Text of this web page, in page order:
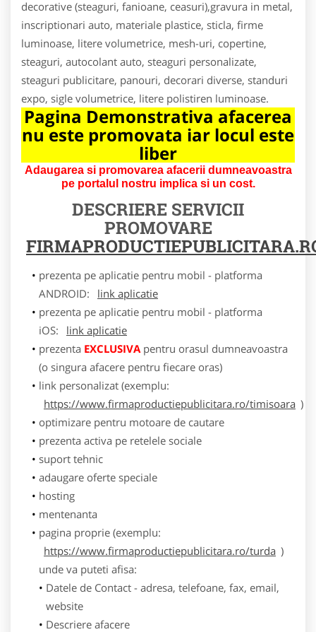
decorative (steaguri, fanioane, ceasuri),gravura in metal,
inscriptionari auto, materiale plastice, sticla, firme
luminoase, litere volumetrice, mesh-uri, copertine,
steaguri, autocolant auto, steaguri personalizate,
steaguri publicitare, panouri, decorari diverse, standuri
expo, sigle volumetrice, litere polistiren luminoase.
Pagina Demonstrativa afacerea
nu este promovata iar locul este
liber
Adaugarea si promovarea afacerii dumneavoastra
pe portalul nostru implica si un cost.
DESCRIERE SERVICII
PROMOVARE
prezenta pe aplicatie pentru mobil - platforma
ANDROID:
link aplicatie
prezenta pe aplicatie pentru mobil - platforma
iOS:
link aplicatie
prezenta EXCLUSIVApentru orasul dumneavoastra
(o singura afacere pentru fiecare oras)
link personalizat (exemplu:
https://www.firmaproductiepublicitara.ro/timisoara )
optimizare pentru motoare de cautare
prezenta activa pe retelele sociale
suport tehnic
adaugare oferte speciale
hosting
mentenanta
pagina proprie (exemplu:
https://www.firmaproductiepublicitara.ro/turda )
unde va puteti afisa:
Datele de Contact - adresa, telefoane, fax, email,
website
Descriere afacere